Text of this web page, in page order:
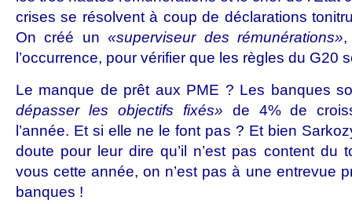
crises se résolvent à coup de déclarations
On créé un«superviseur des rémunérations»,
l’occurrence, pour vérifier que les règles du G20
Le manque de prêt aux PME ? Les banques
dépasser les objectifs fixés» de 4% de
l’année. Et si elle ne le font pas ? Et bien
doute pour leur dire qu’il n’est pas content du
vous cette année, on n’est pas à une entrevue
banques !